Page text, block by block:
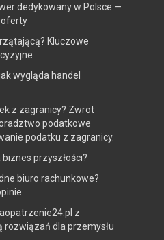
dedykowany w Polsce —
oferty
Kluczowe
wygląda handel
z zagranicy? Zwrot
podatkowe
podatku z zagranicy.
przyszłości?
biuro rachunkowe?
z
dla przemysłu